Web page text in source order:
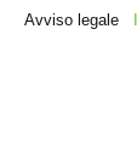
Avviso legale